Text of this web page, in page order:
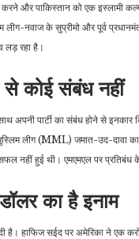
करने और पाकिस्तान को एक इस्लामी
लीग-नवाज के सुप्रीमो और पूर्व
लड़ रहा है।
से कोई संबंध नहीं
पार्टी का संबंध होने से इनकार
लीग (MML) जमात-उद-दावा
नहीं हुई थी। एमएमएल पर
का है इनाम
है। हाफिज सईद पर अमेरिका ने एक